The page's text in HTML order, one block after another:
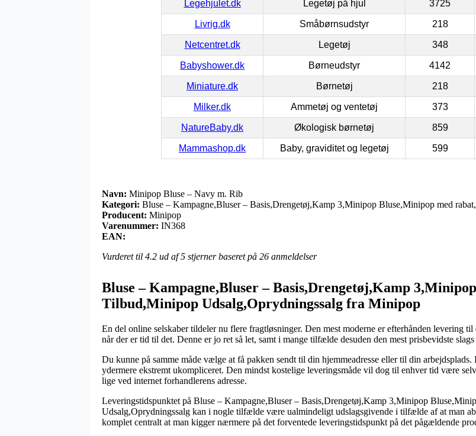
Legehjulet.dk Legetøj på hjul 3725
Livrig.dk Småbørnsudstyr 218
Netcentret.dk Legetøj 348
Babyshower.dk Børneudstyr 4142
Miniature.dk Børnetøj 218
Milker.dk Ammetøj og ventetøj 373
NatureBaby.dk Økologisk børnetøj 859
Mammashop.dk Baby, graviditet og legetøj 599
Navn: Minipop Bluse – Navy m. Rib
Kategori: Bluse – Kampagne,Bluser – Basis,Drengetøj,Kamp 3,Minipop Bluse,Minipop med
Producent: Minipop
Varenummer: IN368
EAN:
Vurderet til 4.2 ud af 5 stjerner baseret på 26 anmeldelser
Bluse – Kampagne,Bluser – Basis,Drengetøj,Kamp
Tilbud,Minipop Udsalg,Oprydningssalg fra Minipop
En del online selskaber tildeler nu flere fragtløsninger. Den mest moderne er efterhånden levering
når der er tid til det. Denne er jo ret så let, samt i mange tilfælde desuden den mest prisbevidste
Du kunne på samme måde vælge at få pakken sendt til din hjemmeadresse eller til din
ydermere ekstremt ukompliceret. Den mindst kostelige leveringsmåde vil dog til enhver tid være
lige ved internet forhandlerens adresse.
Leveringstidspunktet på Bluse – Kampagne,Bluser – Basis,Drengetøj,Kamp 3,Minipop
Udsalg,Oprydningssalg kan i nogle tilfælde være ualmindeligt udslagsgivende i tilfælde af at man
komplet centralt at man kigger nærmere på det forventede leveringstidspunkt på det pågældende